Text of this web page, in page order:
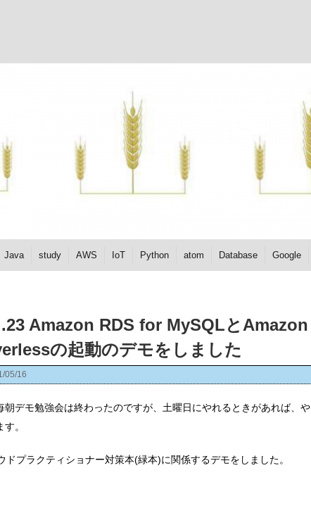
Java study AWS IoT Python atom Database Google
Amazon RDS for MySQLとAmazon
の起動のデモをしました
05/16
朝デモ勉強会は終わったのですが、土曜日にやれるときがあれば、や
。
ドプラクティショナー対策本(緑本)に関係するデモをしました。